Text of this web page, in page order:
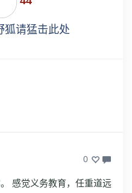
狐请猛击此处
0
感觉义务教育，任重道远